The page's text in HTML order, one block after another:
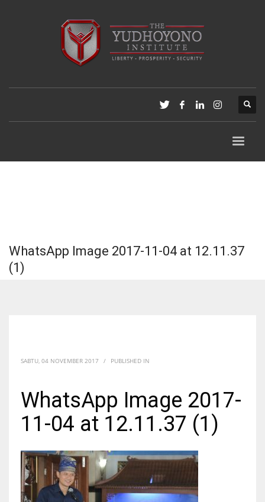
WhatsApp Image 2017-11-04 at 12.11.37
(1)
SABTU, 04 NOVEMBER 2017 / PUBLISHED IN
WhatsApp Image 2017-
11-04 at 12.11.37 (1)